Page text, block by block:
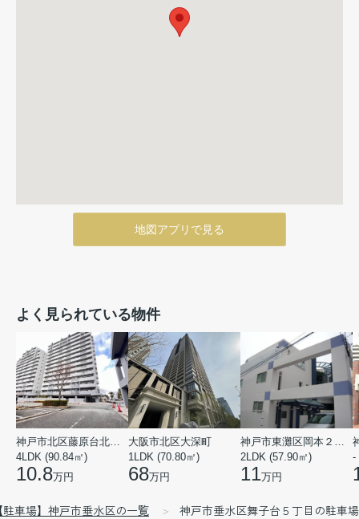
地図アプリで見る
よく見られている物件
4LDK (90.84㎡)
10.8万円
大阪市北区大深町
1LDK (70.80㎡)
68万円
2LDK (57.90㎡)
11万円
-
駐車場】神戸市垂水区の一覧 神戸市垂水区舞子台５丁目の駐車場